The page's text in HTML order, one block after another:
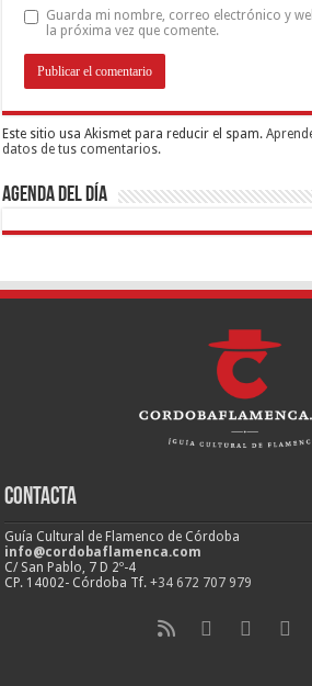
Guarda mi nombre, correo electrónico y
la próxima vez que comente.
Este sitio usa Akismet para reducir el spam.
datos de tus comentarios.
Agenda del día
Contacta
Guía Cultural de Flamenco de Córdoba
info@cordobaflamenca.com
C/ San Pablo, 7 D 2º-4
CP. 14002- Córdoba Tf.+34 672 707 979